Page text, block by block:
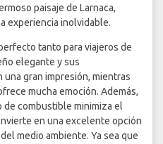
paisaje de Larnaca,
experiencia inolvidable.
tanto para viajeros de
elegante y sus
gran impresión, mientras
mucha emoción. Además,
combustible minimiza el
en una excelente opción
medio ambiente. Ya sea que